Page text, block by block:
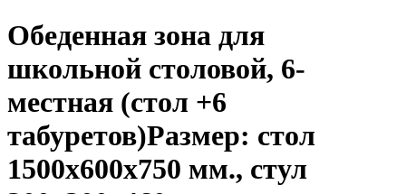
Обеденная зона для
школьной столовой, 6-
местная (стол +6
табуретов)Размер: стол
1500х600х750 мм., стул